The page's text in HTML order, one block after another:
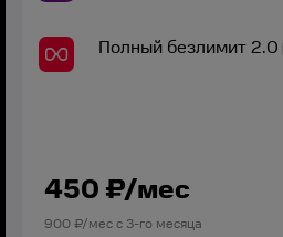
Полный безлимит 2.0
450 ₽/мес
900₽/мес с 3-го месяца